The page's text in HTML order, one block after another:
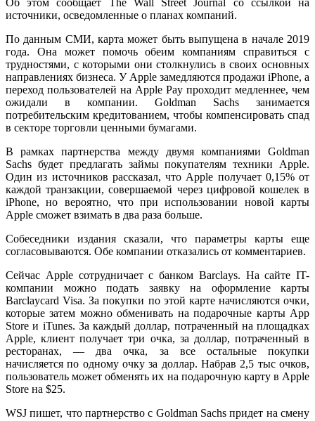
источники, осведомленные о планах компаний.
По данным СМИ, карта может быть выпущена в начале 2019
года. Она может помочь обеим компаниям справиться с
трудностями, с которыми они столкнулись в своих основных
направлениях бизнеса. У Apple замедляются продажи iPhone, а
переход пользователей на Apple Pay проходит медленнее, чем
ожидали в компании. Goldman Sachs занимается
потребительским кредитованием, чтобы компенсировать спад
в секторе торговли ценными бумагами.
В рамках партнерства между двумя компаниями Goldman
Sachs будет предлагать займы покупателям техники Apple.
Один из источников рассказал, что Apple получает 0,15% от
каждой транзакции, совершаемой через цифровой кошелек в
iPhone, но вероятно, что при использовании новой карты
Apple сможет взимать в два раза больше.
Собеседники издания сказали, что параметры карты еще
согласовываются. Обе компании отказались от комментариев.
Сейчас Apple сотрудничает с банком Barclays. На сайте IT-
компании можно подать заявку на оформление карты
Barclaycard Visa. За покупки по этой карте начисляются очки,
которые затем можно обменивать на подарочные карты App
Store и iTunes. За каждый доллар, потраченный на площадках
Apple, клиент получает три очка, за доллар, потраченный в
ресторанах, — два очка, за все остальные покупки
начисляется по одному очку за доллар. Набрав 2,5 тыс очков,
пользователь может обменять их на подарочную карту в Apple
Store на $25.
WSJ пишет, что партнерство с Goldman Sachs придет на смену